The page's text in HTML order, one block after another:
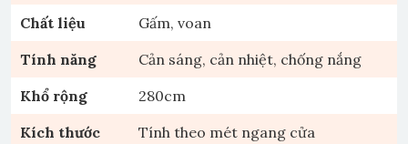
Chất liệu
Gấm, voan
Tính năng
Cản sáng, cản nhiệt, chống nắng
Khổ rộng
280cm
Kích thước
Tính theo mét ngang cửa